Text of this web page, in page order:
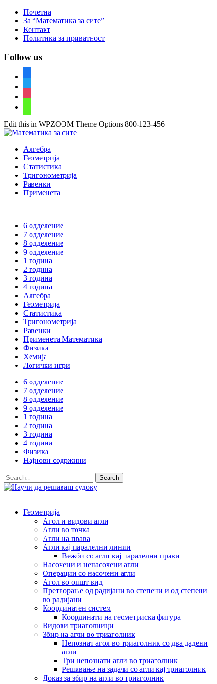
Почетна
За “Математика за сите”
Контакт
Политика за приватност
Follow us
Edit this in WPZOOM Theme Options 800-123-456
Алгебра
Геометрија
Статистика
Тригонометрија
Равенки
Применета
6 одделение
7 одделение
8 одделение
9 одделение
1 година
2 година
3 година
4 година
Алгебра
Геометрија
Статистика
Тригонометрија
Равенки
Применета Математика
Физика
Хемија
Логички игри
6 одделение
7 одделение
8 одделение
9 одделение
1 година
2 година
3 година
4 година
Физика
Најнови содржини
Геометрија
Агол и видови агли
Агли во точка
Агли на права
Агли кај паралелни линии
Вежби со агли кај паралелни прави
Насочени и ненасочени агли
Операции со насочени агли
Агол во општ вид
Претворање од радијани во степени и од степени
во радијани
Координатен систем
Координати на геометриска фигура
Видови триаголници
Збир на агли во триаголник
Непознат агол во триаголник со два дадени
агли
Три непознати агли во триаголник
Решавање на задачи со агли кај триаголник
Доказ за збир на агли во триаголник